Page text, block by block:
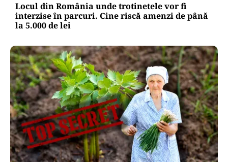
Locul din România unde trotinetele vor fi
interzise în parcuri. Cine riscă amenzi de până
la 5.000 de lei